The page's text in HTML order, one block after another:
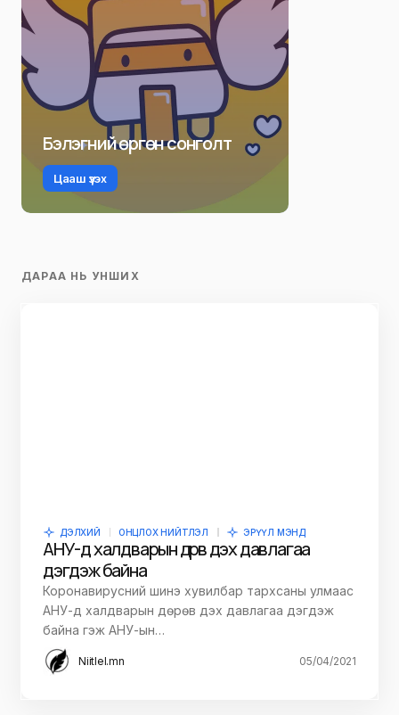
Бэлэгний өргөн сонголт
Цааш үзэх
ДАРАА НЬ УНШИХ
ДЭЛХИЙ ОНЦЛОХ НИЙТЛЭЛ ЭРҮҮЛ МЭНД
АНУ-д халдварын дөрөв дэх давлагаа
дэгдэж байна
Коронавирусний шинэ хувилбар тархсаны улмаас
АНУ-д халдварын дөрөв дэх давлагаа дэгдэж
байна гэж АНУ-ын…
Niitlel.mn 05/04/2021